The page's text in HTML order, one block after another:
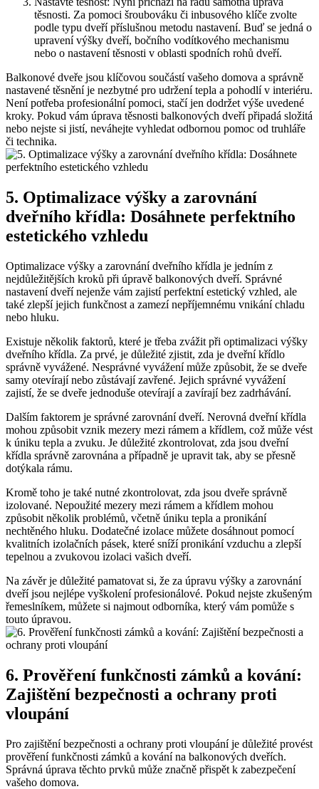
těsnosti. Za pomoci šroubováku či​ inbusového klíče ⁣zvolte
‌podle typu ​dveří příslušnou metodu‍ nastavení. Buď⁢ se jedná o⁣
upravení výšky dveří, bočního vodítkového mechanismu⁣
nebo ⁤o ⁣nastavení těsnosti‍ v oblasti spodních ⁣rohů ⁤dveří.
Balkonové ⁣dveře jsou ‍klíčovou součástí ​vašeho domova a ‌správně⁢
nastavené⁤ těsnění ‍je nezbytné pro udržení tepla a pohodlí v interiéru.
Není potřeba profesionální pomoci, stačí jen ⁢dodržet ‍výše uvedené‍
kroky. Pokud vám úprava těsnosti ‌balkonových dveří‍ připadá složitá​
nebo ‍nejste si jistí, neváhejte vyhledat odbornou‍ pomoc⁤ od truhláře​
či technika.
5. Optimalizace výšky​ a zarovnání
dveřního⁣ křídla: Dosáhnete perfektního
estetického ‌vzhledu
Optimalizace výšky a zarovnání dveřního křídla je jedním z
nejdůležitějších kroků při úpravě balkonových ‌dveří. ‌Správné
nastavení dveří nejenže vám zajistí perfektní estetický vzhled, ale
také ⁢zlepší jejich funkčnost ⁤a ​zamezí nepříjemnému vnikání chladu
nebo hluku.
Existuje několik​ faktorů, které‌ je třeba‍ zvážit při⁢ optimalizaci výšky
dveřního křídla. Za prvé,⁣ je důležité zjistit, ⁢zda je⁤ dveřní křídlo
⁣správně vyvážené. Nesprávné vyvážení může ⁣způsobit, že se dveře
samy otevírají nebo ⁣zůstávají zavřené. Jejich správné vyvážení
zajistí, ​že se dveře ⁢jednoduše otevírají a zavírají‍ bez zadrhávání.
Dalším faktorem je správné zarovnání dveří. Nerovná‍ dveřní křídla
mohou způsobit⁣ vznik mezery mezi rámem a křídlem, což může ⁣vést
‍k úniku tepla​ a zvuku. Je důležité zkontrolovat, zda⁢ jsou ‌dveřní
křídla správně ‍zarovnána a‌ případně je ⁢upravit ‍tak, aby se přesně⁣
dotýkala rámu.
Kromě toho je ‌také nutné zkontrolovat, zda jsou⁣ dveře⁤ správně
izolované. Nepoužité mezery mezi‍ rámem a křídlem ⁤mohou ​
způsobit několik problémů, včetně úniku‌ tepla a pronikání
nechtěného⁢ hluku. Dodatečné izolace můžete dosáhnout‌ pomocí
kvalitních izolačních pásek, které sníží pronikání vzduchu ‍a zlepší
tepelnou ​a zvukovou izolaci vašich​ dveří.
Na závěr‌ je ⁣důležité⁢ pamatovat si, že za ⁤úpravu výšky a zarovnání
dveří​ jsou nejlépe vyškolení profesionálové. Pokud nejste zkušeným
řemeslníkem, můžete⁣ si⁤ najmout odborníka, který vám pomůže s
touto úpravou.
6. Prověření​ funkčnosti‌ zámků a kování: ​
Zajištění bezpečnosti a‍ ochrany proti
vloupání
Pro zajištění ⁣bezpečnosti a ⁤ochrany proti vloupání je důležité provést⁣
prověření funkčnosti zámků a kování na ⁢balkonových dveřích.
Správná ‍úprava⁢ těchto prvků může značně přispět ​k zabezpečení
vašeho domova.